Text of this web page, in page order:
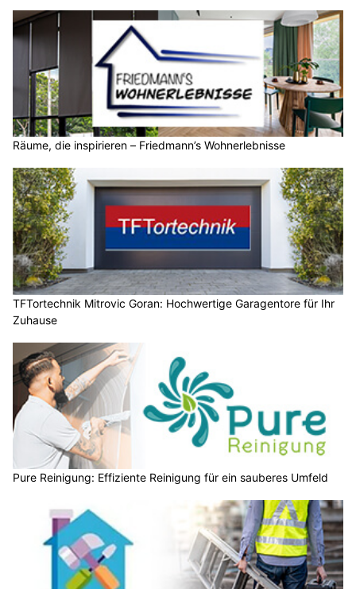
Räume, die inspirieren – Friedmann’s Wohnerlebnisse
TFTortechnik Mitrovic Goran: Hochwertige Garagentore für Ihr
Zuhause
Pure Reinigung: Effiziente Reinigung für ein sauberes Umfeld